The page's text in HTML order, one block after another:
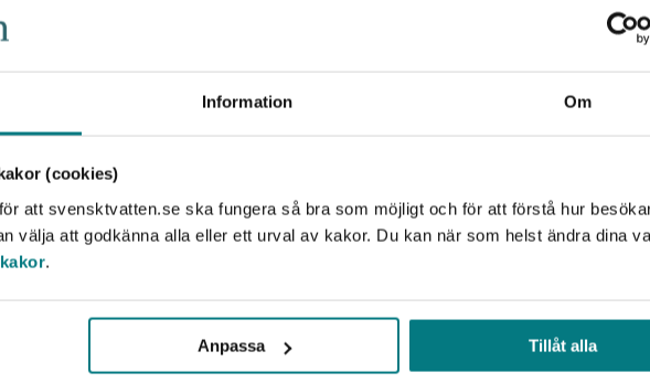
Information Om
(cookies)
att svensktvatten.se ska fungera så bra som möjligt och för att förstå hur
välja att godkänna alla eller ett urval av kakor. Du kan när som helst ändra dina
.
Anpassa Tillåt alla
och Östergötlands skärgårdar 2008–2009